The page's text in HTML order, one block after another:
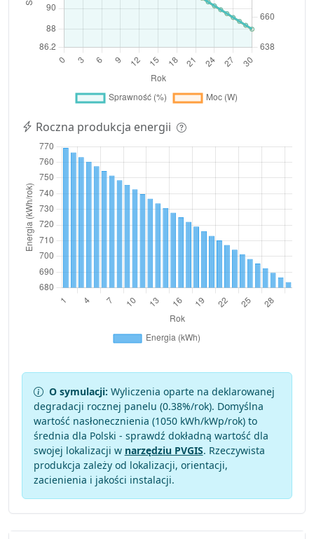
Roczna produkcja energii
O symulacji: Wyliczenia oparte na deklarowanej
degradacji rocznej panelu (0.38%/rok). Domyślna
wartość nasłonecznienia (1050 kWh/kWp/rok) to
średnia dla Polski - sprawdź dokładną wartość dla
swojej lokalizacji w narzędziu PVGIS. Rzeczywista
produkcja zależy od lokalizacji, orientacji,
zacienienia i jakości instalacji.